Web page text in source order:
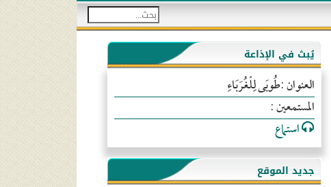
يُبث في الإذاعة
العنوان :طُوبَى لِلْغُرَبَاءِ
المستمعين :
استماع
جديد الموقع